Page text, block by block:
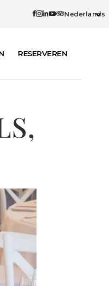
Nederlands
RESERVEREN